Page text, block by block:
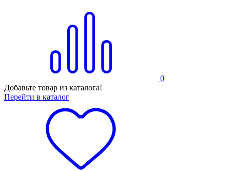
0
Добавьте товар из каталога!
Перейти в каталог